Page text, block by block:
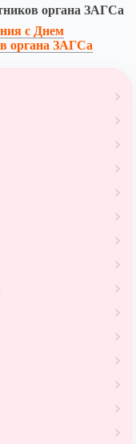
органа ЗАГСа
с Днем
органа ЗАГСа